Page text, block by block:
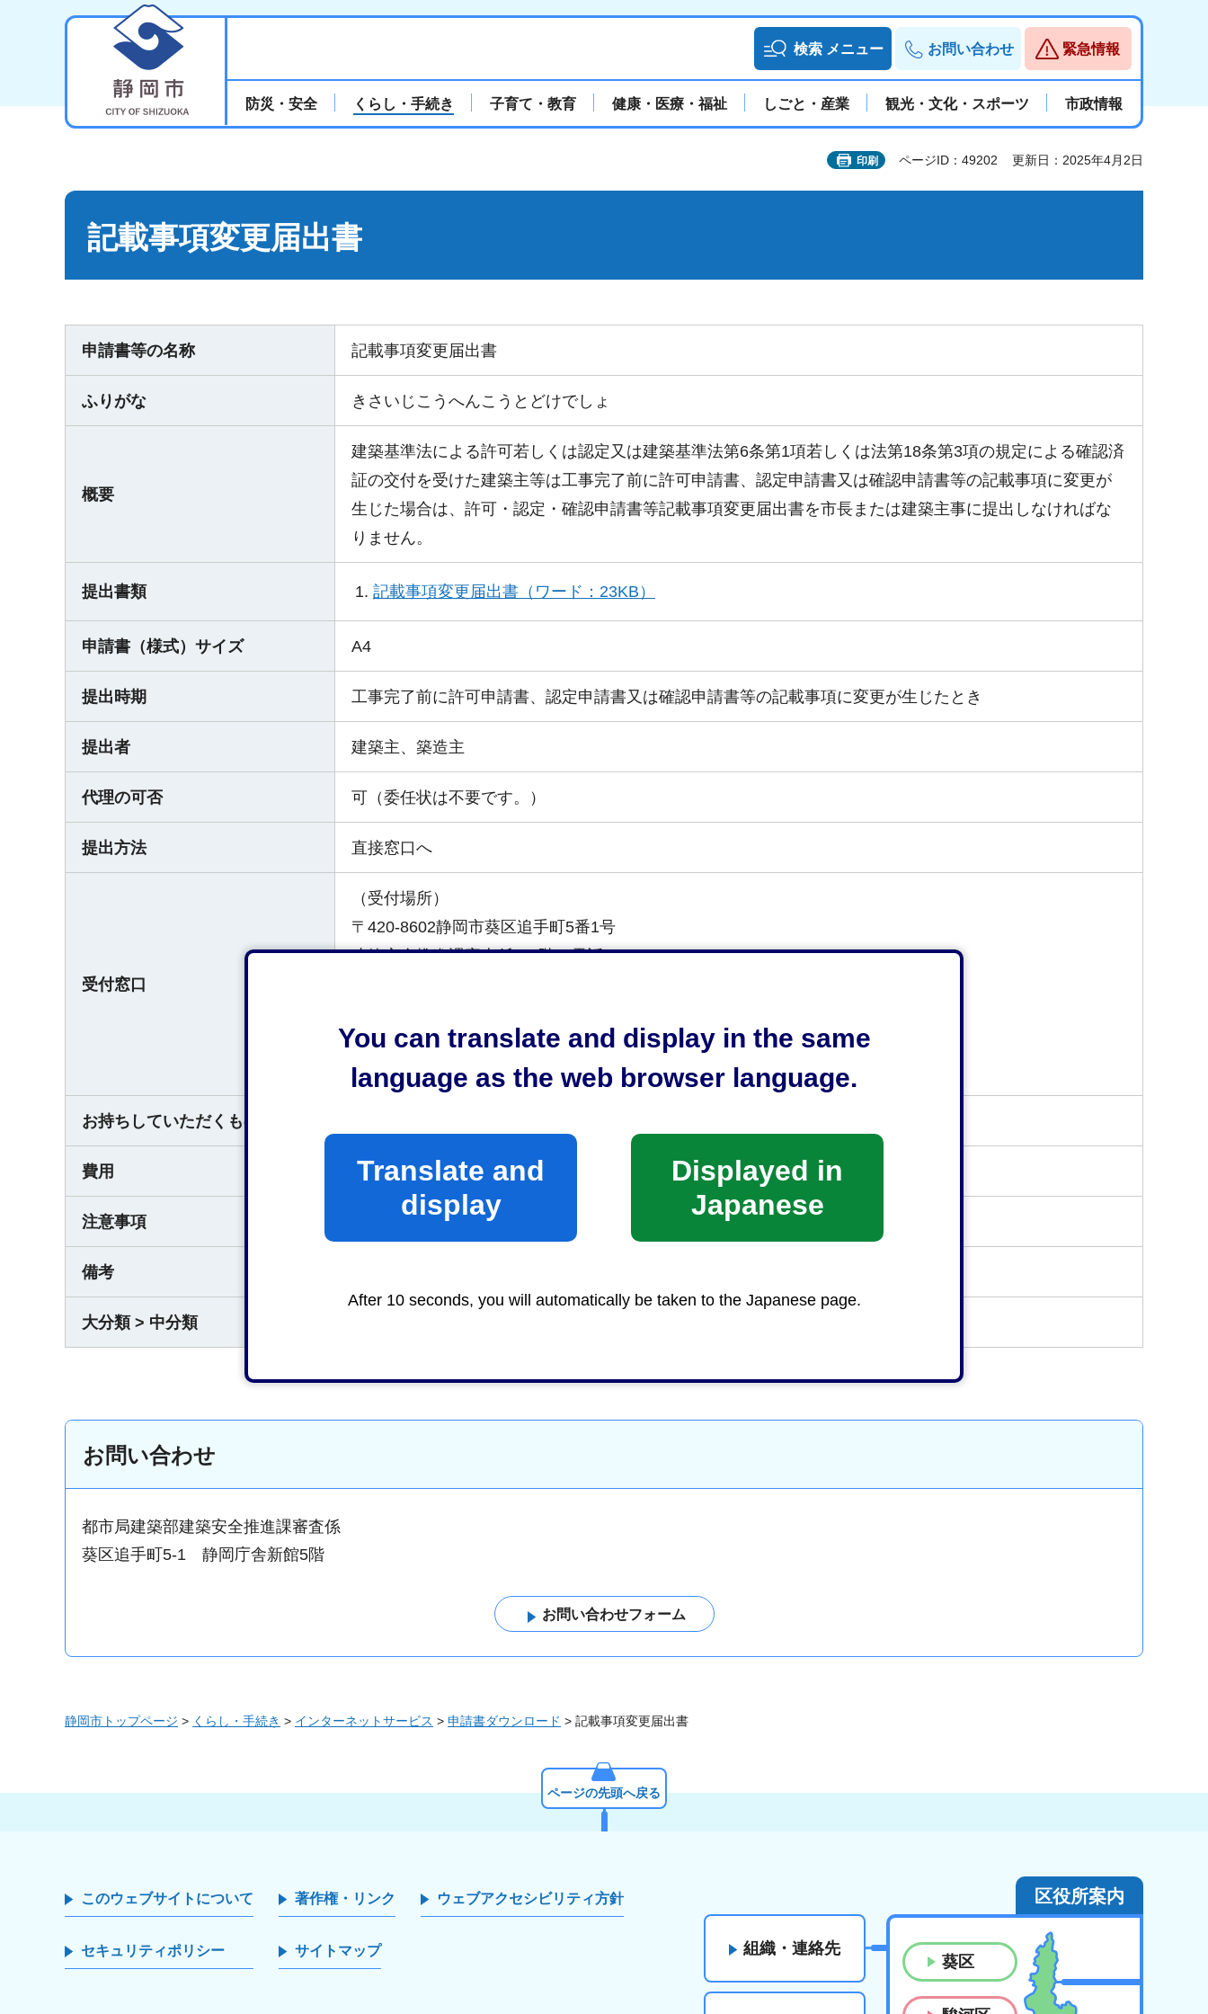
You can translate and display in the same
language as the web browser language.
Translate and
display
Displayed in
Japanese
After 10 seconds, you will automatically be taken to the Japanese page.
検索 メニュー お問い合わせ 緊急情報
防災・安全 くらし・手続き 子育て・教育 健康・医療・福祉 しごと・産業 観光・文化・スポーツ 市政情報
印刷 ページID：49202 更新日：2025年4月2日
記載事項変更届出書
申請書等の名称 記載事項変更届出書
ふりがな きさいじこうへんこうとどけでしょ
概要
建築基準法による許可若しくは認定又は建築基準法第6条第1項若しくは法第18条第3項の規定による確認済
証の交付を受けた建築主等は工事完了前に許可申請書、認定申請書又は確認申請書等の記載事項に変更が
生じた場合は、許可・認定・確認申請書等記載事項変更届出書を市長または建築主事に提出しなければな
りません。
提出書類 記載事項変更届出書（ワード：23KB）
申請書（様式）サイズ A4
提出時期 工事完了前に許可申請書、認定申請書又は確認申請書等の記載事項に変更が生じたとき
提出者 建築主、築造主
代理の可否 可（委任状は不要です。）
提出方法 直接窓口へ
受付窓口
（受付場所）
〒420-8602静岡市葵区追手町5番1号
建築安全推進課審査係（5階）電話054-221-1259
平日午前8時30分から午後5時15分まで
なお、土日祝日及び年末年始（12月29日から1月3日まで）は受け付けておりません。
お持ちしていただくもの
費用 無料
注意事項
備考
大分類 > 中分類
お問い合わせ
都市局建築部建築安全推進課審査係
葵区追手町5-1 静岡庁舎新館5階
静岡市トップページ > くらし・手続き > インターネットサービス > 申請書ダウンロード > 記載事項変更届出書
ページの先頭へ戻る
このウェブサイトについて 著作権・リンク ウェブアクセシビリティ方針
セキュリティポリシー サイトマップ 組織・連絡先
区役所案内
葵区